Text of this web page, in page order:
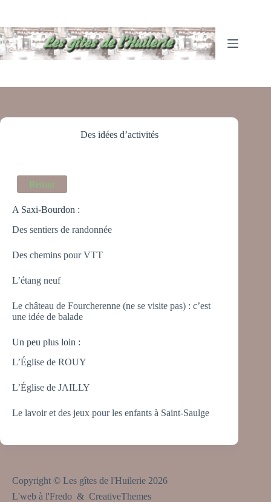
contenu
Des idées d’activités
Retour
A Saxi-Bourdon :
Des sentiers de randonnée
Des chemins pour VTT
L’étang neuf
Le château de Fourcherenne (ne se visite pas) : c’est
une idée de balade
Un peu plus loin :
L’Église de ROUY
L’Église de JAILLY
Le lavoir et des jeux pour les enfants à Saint-Saulge
Copyright © Les gîtes de l'Huilerie 2026
L'web à l'Fredo & CreativeThemes